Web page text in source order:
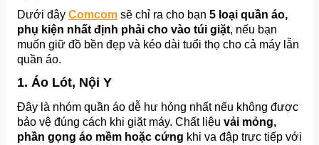
Dưới đây Comcom sẽ chỉ ra cho bạn 5 loại quần áo,
phụ kiện nhất định phải cho vào túi giặt, nếu bạn
muốn giữ đồ bền đẹp và kéo dài tuổi thọ cho cả máy lẫn
quần áo.
1. Áo Lót, Nội Y
Đây là nhóm quần áo dễ hư hỏng nhất nếu không được
bảo vệ đúng cách khi giặt máy. Chất liệu vải mỏng,
phần gọng áo mềm hoặc cứng khi va đập trực tiếp với